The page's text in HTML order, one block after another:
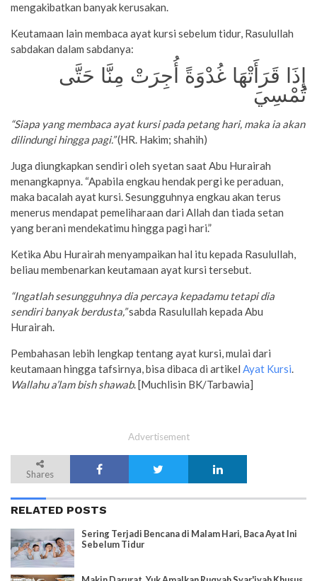
mengakibatkan banyak kerusakan.
Keutamaan lain membaca ayat kursi sebelum tidur, Rasulullah
sabdakan dalam sabdanya:
إِذَا قَرَأَتْهَا غُدْوَةً أُجِرَتْ مِنَّا حَتَّى
تُمْسِيَ
“Siapa yang membaca ayat kursi pada petang hari, maka ia akan
dilindungi hingga pagi.”(HR. Hakim; shahih)
Juga diungkapkan sendiri oleh syetan saat Abu Hurairah
menangkapnya. “Apabila engkau hendak pergi ke peraduan,
maka bacalah ayat kursi. Sesungguhnya engkau akan terus
menerus mendapat pemeliharaan dari Allah dan tiada setan
yang berani mendekatimu hingga pagi hari.”
Ketika Abu Hurairah menyampaikan hal itu kepada Rasulullah,
beliau membenarkan keutamaan ayat kursi tersebut.
“Ingatlah sesungguhnya dia percaya kepadamu tetapi dia
sendiri banyak berdusta,”sabda Rasulullah kepada Abu
Hurairah.
Pembahasan lebih lengkap tentang ayat kursi, mulai dari
keutamaan hingga tafsirnya, bisa dibaca di artikel Ayat Kursi.
Wallahu a’lam bish shawab. [Muchlisin BK/Tarbawia]
Advertisement
Shares
RELATED POSTS
Sering Terjadi Bencana di Malam Hari, Baca Ayat Ini
Sebelum Tidur